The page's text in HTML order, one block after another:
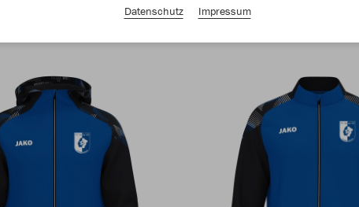
Datenschutz Impressum